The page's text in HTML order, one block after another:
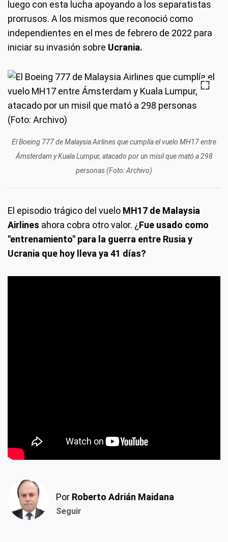
luego con esta lucha apoyando a los separatistas
prorrusos. A los mismos que reconoció como
independientes en el mes de febrero de 2022 para
iniciar su invasión sobre Ucrania.
El Boeing 777 de Malaysia Airlines que cumplía el vuelo MH17 entre
Ámsterdam y Kuala Lumpur, atacado por un misil que mató a 298
personas (Foto: Archivo)
El episodio trágico del vuelo MH17 de Malaysia
Airlines ahora cobra otro valor. ¿Fue usado como
"entrenamiento" para la guerra entre Rusia y
Ucrania que hoy lleva ya 41 días?
Por Roberto Adrián Maidana
Seguir